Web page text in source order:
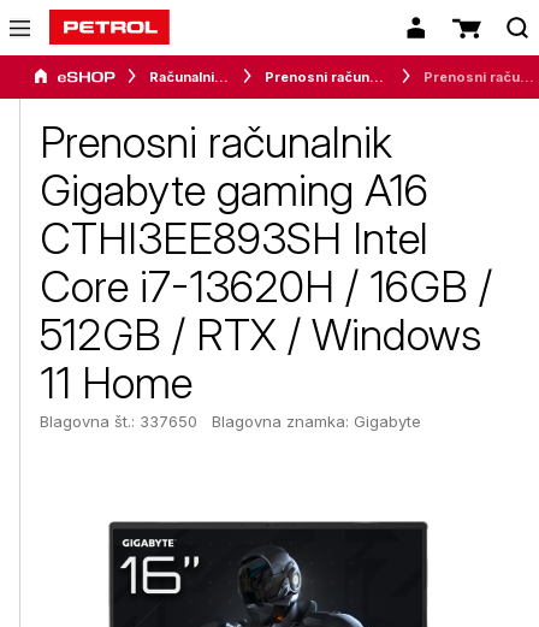
Računalništvo Prenosni računalniki
Prenosni računalnik
Gigabyte gaming A16
CTHI3EE893SH Intel
Core i7-13620H / 16GB /
512GB / RTX / Windows
11 Home
Blagovna št.: 337650 Blagovna znamka: Gigabyte